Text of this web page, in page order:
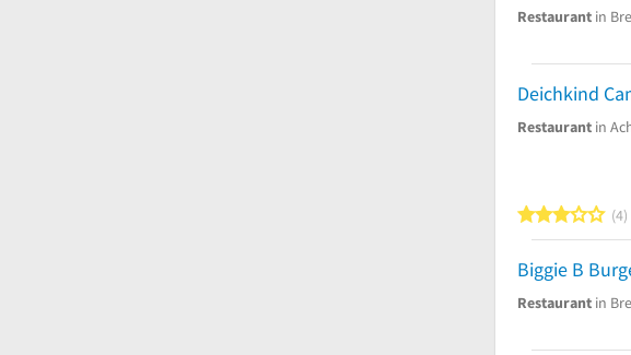
Restaurant in
Restaurant in
3
4
Biggie B
Restaurant in